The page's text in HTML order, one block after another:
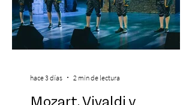
hace 3 días 2 min de lectura